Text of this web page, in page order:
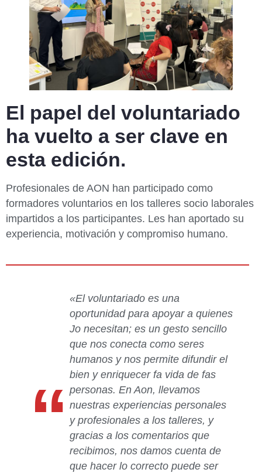
El papel del voluntariado
ha vuelto a ser clave en
esta edición.
Profesionales de AON han participado como
formadores voluntarios en los talleres socio laborales
impartidos a los participantes. Les han aportado su
experiencia, motivación y compromiso humano.
“
«El voluntariado es una
oportunidad para apoyar a quienes
Jo necesitan; es un gesto sencillo
que nos conecta como seres
humanos y nos permite difundir el
bien y enriquecer fa vida de fas
personas. En Aon, llevamos
nuestras experiencias personales
y profesionales a los talleres, y
gracias a los comentarios que
recibimos, nos damos cuenta de
que hacer lo correcto puede ser